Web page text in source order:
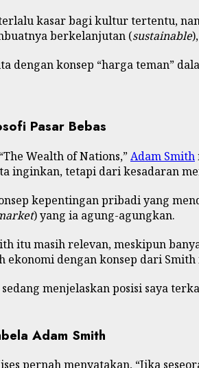
kasar bagi kultur tertentu,
berkelanjutan (sustainable
dengan konsep “harga teman”
Pasar Bebas
Wealth of Nations,”Adam Smith
inginkan, tetapi dari kesadaran
kepentingan pribadi yang
) yang ia agung-agungkan.
itu masih relevan, meskipun
ekonomi dengan konsep dari Smith
menjelaskan posisi saya
Adam Smith
pernah menyatakan, “Jika